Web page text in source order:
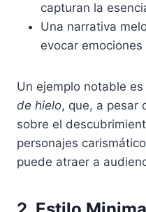
capturan la
Una narrativa
evocar
Un ejemplo notable
de hielo, que, a pesar
sobre el
personajes
puede atraer a